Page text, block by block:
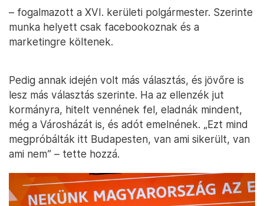
– fogalmazott a XVI. kerületi polgármester. Szerinte
munka helyett csak facebookoznak és a
marketingre költenek.
Pedig annak idején volt más választás, és jövőre is
lesz más választás szerinte. Ha az ellenzék jut
kormányra, hitelt vennének fel, eladnák mindent,
még a Városházát is, és adót emelnének. „Ezt mind
megpróbálták itt Budapesten, van ami sikerült, van
ami nem” – tette hozzá.